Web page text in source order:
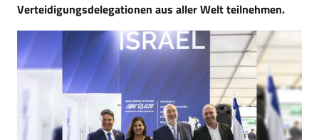
Verteidigungsdelegationen aus aller Welt teilnehmen.